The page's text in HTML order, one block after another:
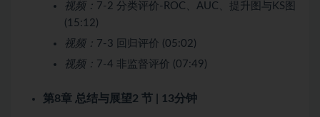
视频： 7-2 分类评价-ROC、AUC、提升图与KS图
(15:12)
视频： 7-3 回归评价 (05:02)
视频： 7-4 非监督评价 (07:49)
第8章 总结与展望2 节 | 13分钟